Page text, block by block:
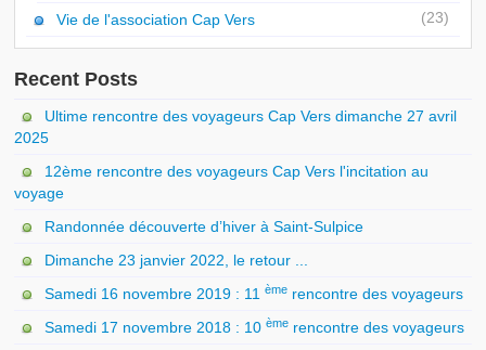
Vie de l'association Cap Vers (23)
Recent Posts
Ultime rencontre des voyageurs Cap Vers dimanche 27 avril
2025
12ème rencontre des voyageurs Cap Vers l'incitation au
voyage
Randonnée découverte d’hiver à Saint-Sulpice
Dimanche 23 janvier 2022, le retour ...
Samedi 16 novembre 2019 : 11ème rencontre des voyageurs
Samedi 17 novembre 2018 : 10ème rencontre des voyageurs